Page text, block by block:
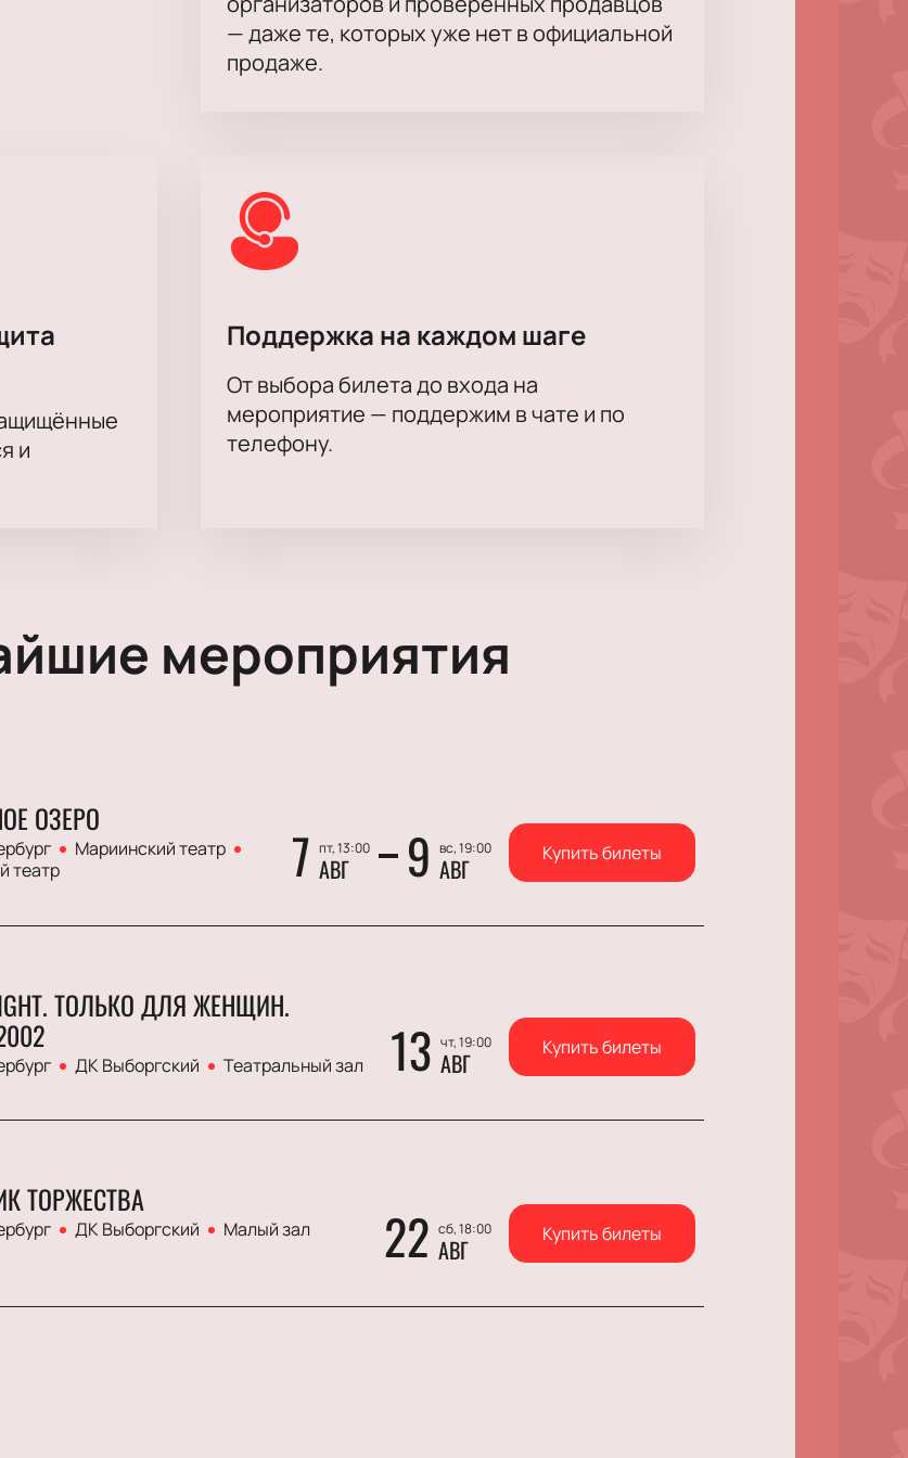
— даже те, которых уже нет в официальной
продаже.
и
Поддержка на каждом шаге
От выбора билета до входа на
мероприятие — поддержим в чате и по
телефону.
мероприятия
ОЗЕРО
Мариинский театр
театр
7 пт, 13:00
АВГ 9 вс, 19:00
АВГ Купить билеты
ТОЛЬКО ДЛЯ ЖЕНЩИН.
ДК Выборгский Театральный зал 13 чт, 19:00
АВГ Купить билеты
ТОРЖЕСТВА
ДК Выборгский Малый зал 22 сб, 18:00
АВГ Купить билеты